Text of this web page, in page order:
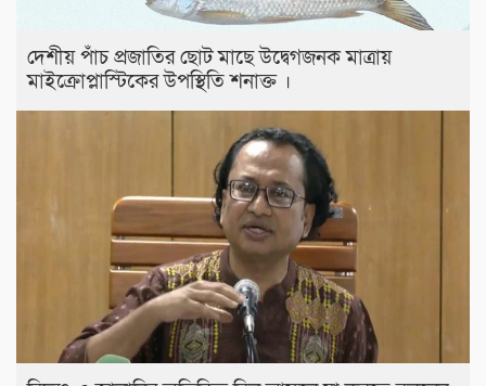
দেশীয় পাঁচ প্রজাতির ছোট মাছে উদ্বেগজনক মাত্রায়
মাইক্রোপ্লাস্টিকের উপস্থিতি শনাক্ত ।